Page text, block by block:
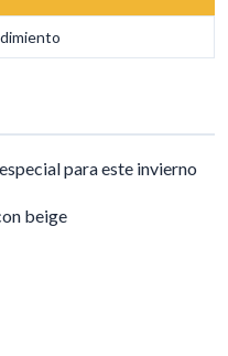
para este invierno
beige